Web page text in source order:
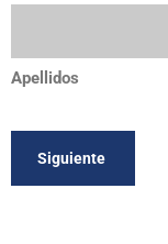
Apellidos